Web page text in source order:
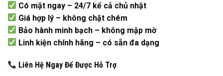
Có mặt ngay – 24/7 kể cả chủ nhật
Giá hợp lý – không chặt chém
Bảo hành minh bạch – không mập mờ
Linh kiện chính hãng – có sẵn đa dạng
Liên Hệ Ngay Để Được Hỗ Trợ